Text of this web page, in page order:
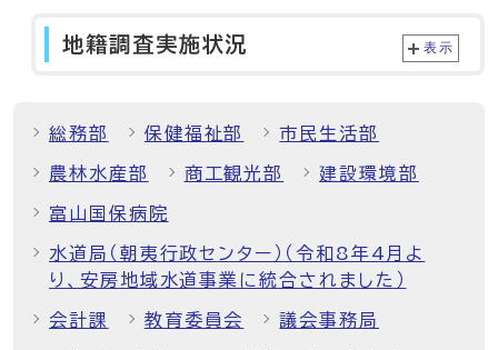
地籍調査実施状況 表示
総務部 保健福祉部 市民生活部
農林水産部 商工観光部 建設環境部
富山国保病院
水道局（朝夷行政センター）（令和8年4月よ
り、安房地域水道事業に統合されました）
会計課 教育委員会 議会事務局